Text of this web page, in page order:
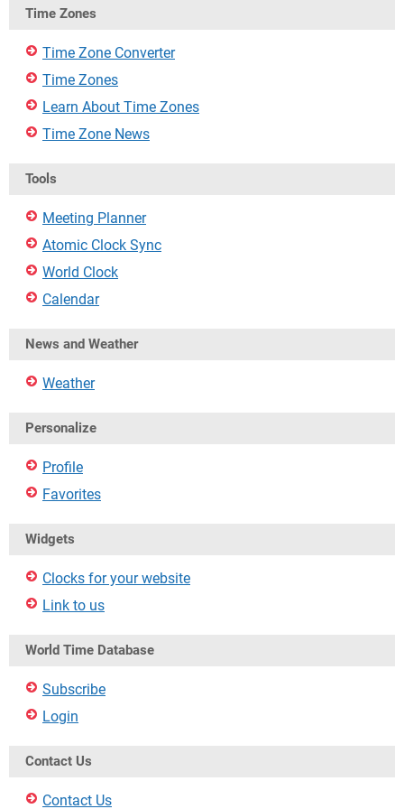
Time Zones
Time Zone Converter
Time Zones
Learn About Time Zones
Time Zone News
Tools
Meeting Planner
Atomic Clock Sync
World Clock
Calendar
News and Weather
Weather
Personalize
Profile
Favorites
Widgets
Clocks for your website
Link to us
World Time Database
Subscribe
Login
Contact Us
Contact Us